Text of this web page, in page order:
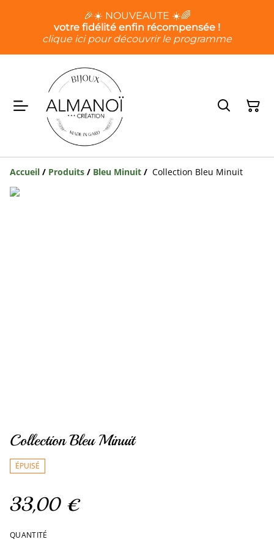
🎉☀️ NOUVEAUTE ☀️🌈
votre fidélité enfin récompensée !
clique ici pour découvrir le programme
Accueil / Produits / Bleu Minuit / Collection Bleu Minuit
Collection Bleu Minuit
ÉPUISÉ
33,00 €
QUANTITÉ